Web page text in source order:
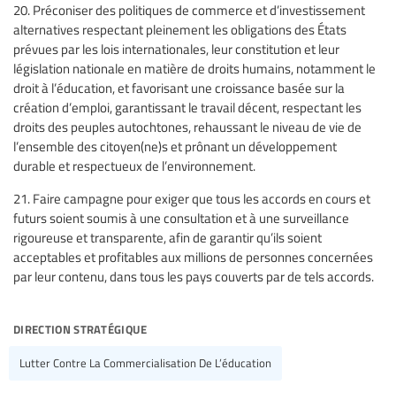
20. Préconiser des politiques de commerce et d’investissement
alternatives respectant pleinement les obligations des États
prévues par les lois internationales, leur constitution et leur
législation nationale en matière de droits humains, notamment le
droit à l’éducation, et favorisant une croissance basée sur la
création d’emploi, garantissant le travail décent, respectant les
droits des peuples autochtones, rehaussant le niveau de vie de
l’ensemble des citoyen(ne)s et prônant un développement
durable et respectueux de l’environnement.
21. Faire campagne pour exiger que tous les accords en cours et
futurs soient soumis à une consultation et à une surveillance
rigoureuse et transparente, afin de garantir qu’ils soient
acceptables et profitables aux millions de personnes concernées
par leur contenu, dans tous les pays couverts par de tels accords.
direction stratégique
Lutter Contre La Commercialisation De L’éducation